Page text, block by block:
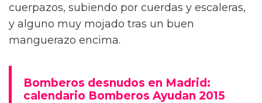
cuerpazos, subiendo por cuerdas y escaleras,
y alguno muy mojado tras un buen
manguerazo encima.
Bomberos desnudos en Madrid:
calendario Bomberos Ayudan 2015